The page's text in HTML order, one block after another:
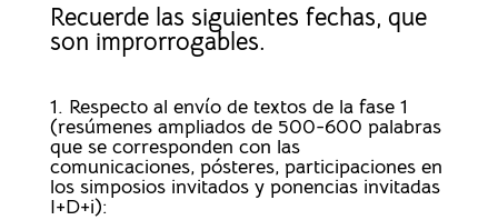
Recuerde las siguientes fechas, que
son improrrogables.
1. Respecto al envío de textos de la fase 1
(resúmenes ampliados de 500-600 palabras
que se corresponden con las
comunicaciones, pósteres, participaciones en
los simposios invitados y ponencias invitadas
I+D+i):